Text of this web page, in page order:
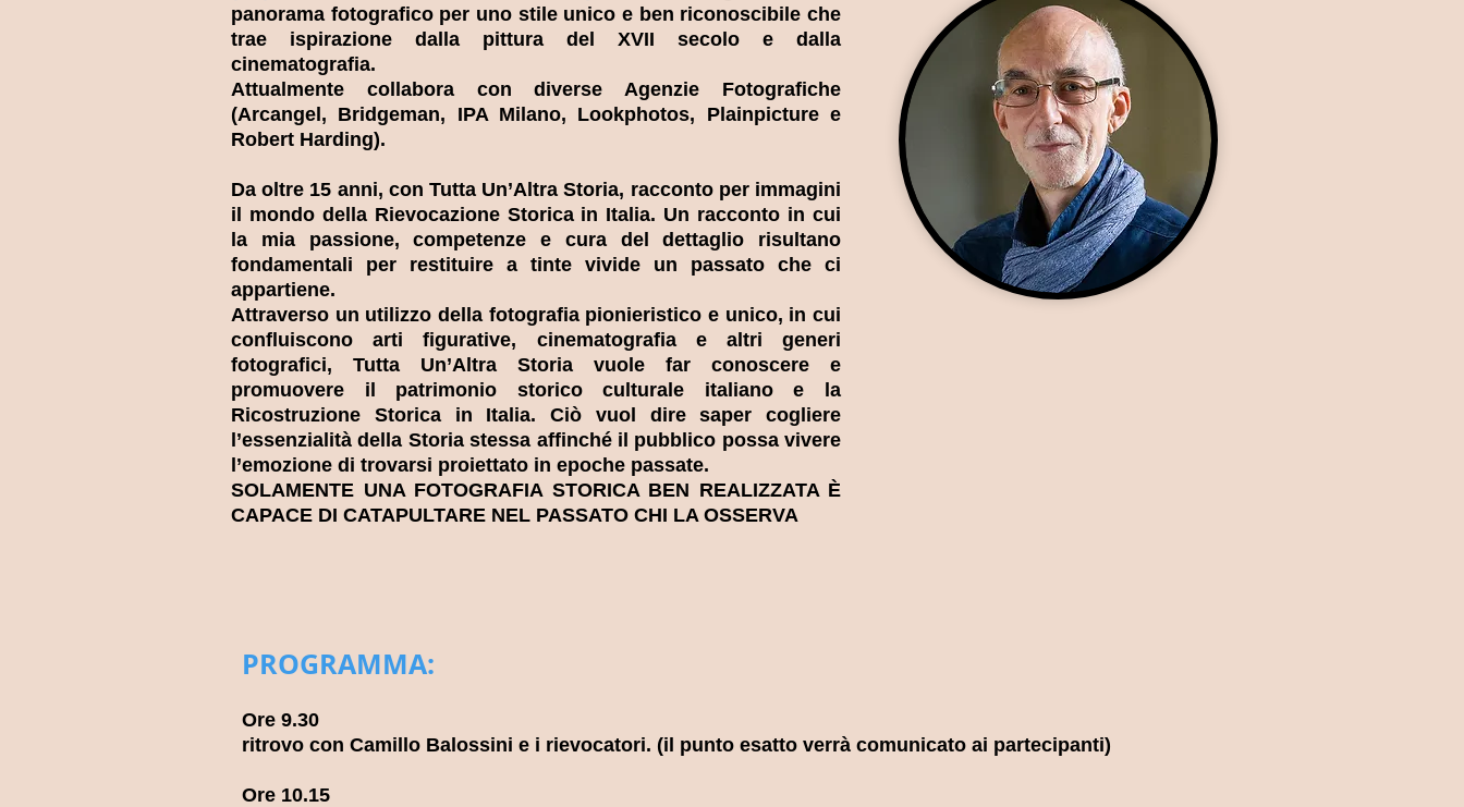
panorama fotografico per uno stile unico e ben riconoscibile che
trae ispirazione dalla pittura del XVII secolo e dalla
cinematografia.
Attualmente collabora con diverse Agenzie Fotografiche
(Arcangel, Bridgeman, IPA Milano, Lookphotos, Plainpicture e
Robert Harding).
Da oltre 15 anni, con Tutta Un’Altra Storia, racconto per immagini
il mondo della Rievocazione Storica in Italia. Un racconto in cui
la mia passione, competenze e cura del dettaglio risultano
fondamentali per restituire a tinte vivide un passato che ci
appartiene.
Attraverso un utilizzo della fotografia pionieristico e unico, in cui
confluiscono arti figurative, cinematografia e altri generi
fotografici, Tutta Un’Altra Storia vuole far conoscere e
promuovere il patrimonio storico culturale italiano e la
Ricostruzione Storica in Italia. Ciò vuol dire saper cogliere
l’essenzialità della Storia stessa affinché il pubblico possa vivere
l’emozione di trovarsi proiettato in epoche passate.
SOLAMENTE UNA FOTOGRAFIA STORICA BEN REALIZZATA È
CAPACE DI CATAPULTARE NEL PASSATO CHI LA OSSERVA
PROGRAMMA:
Ore 9.30
ritrovo con Camillo Balossini e i rievocatori. (il punto esatto verrà comunicato ai partecipanti)
Ore 10.15